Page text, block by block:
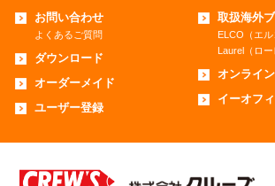
お問い合わせ
よくあるご質問
ダウンロード
オーダーメイド
ユーザー登録
取扱海外
ELCO（エル
Laurel（ロー
オンライ
イーオフ